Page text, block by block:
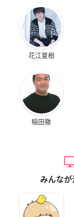
花江夏樹
稲田徹
みんな